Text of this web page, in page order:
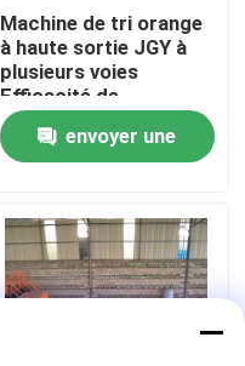
Machine de tri orange
à haute sortie JGY à
plusieurs voies
Efficacité de
déclenchement
envoyer une